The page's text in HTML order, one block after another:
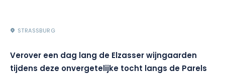
STRASSBURG
Verover een dag lang de Elzasser wijngaarden
tijdens deze onvergetelijke tocht langs de Parels